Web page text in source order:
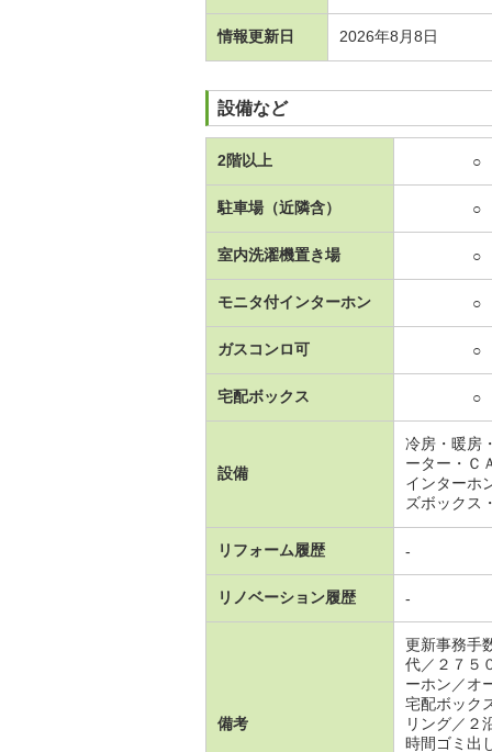
情報更新日 2026年8月8日
設備など
2階以上 ○
駐車場（近隣含） ○
室内洗濯機置き場 ○
モニタ付インターホン ○
ガスコンロ可 ○
宅配ボックス ○
設備
冷房・暖房
ーター・Ｃ
インターホ
ズボックス
リフォーム履歴 -
リノベーション履歴 -
備考
更新事務手
代／２７５
ーホン／オ
宅配ボック
リング／２
時間ゴミ出